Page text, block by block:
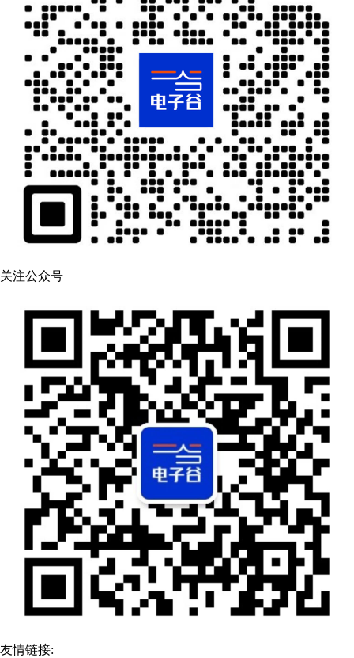
关注公众号
友情链接: